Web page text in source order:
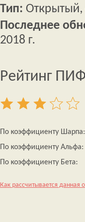
Тип:
Последнее
2018 г.
Рейтинг
По коэффициенту Шарпа:
По коэффициенту Альфа:
По коэффициенту Бета:
Как рассчитывается данная